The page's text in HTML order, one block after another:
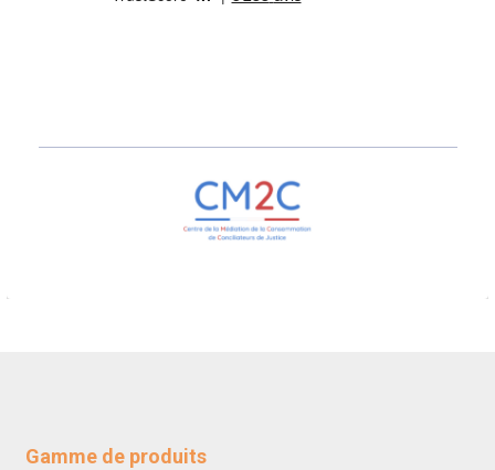
Gamme de produits